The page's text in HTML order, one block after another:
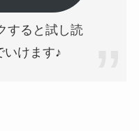
すると試し読
いけます♪